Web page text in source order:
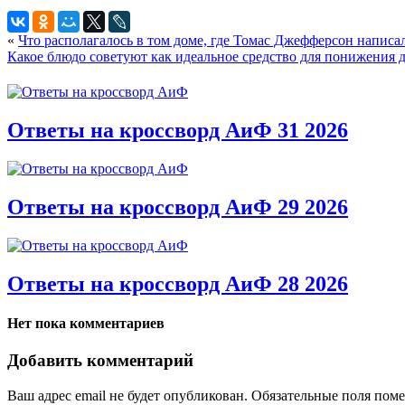
« Что располагалось в том доме, где Томас Джефферсон
Какое блюдо советуют как идеальное средство для понижения
Ответы на кроссворд АиФ 31 2026
Ответы на кроссворд АиФ 29 2026
Ответы на кроссворд АиФ 28 2026
Нет пока комментариев
Добавить комментарий
Ваш адрес email не будет опубликован. Обязательные поля